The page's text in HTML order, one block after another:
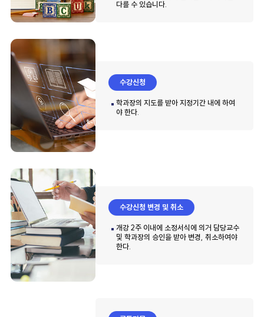
다를 수 있습니다.
수강신청
학과장의 지도를 받아 지정기간 내에 하여
야 한다.
수강신청 변경 및 취소
개강 2주 이내에 소정서식에 의거 담당교수
및 학과장의 승인을 받아 변경, 취소하여야
한다.